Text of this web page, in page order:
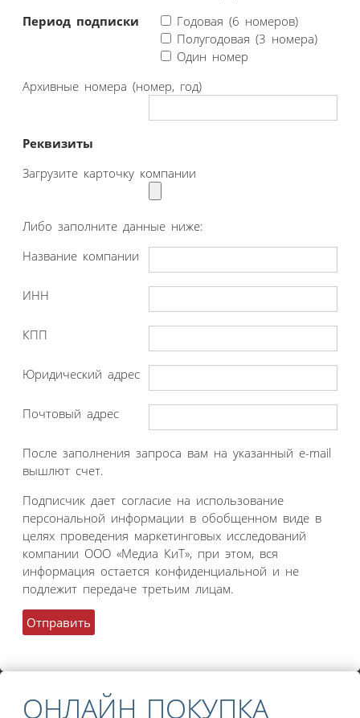
Период подписки
Годовая (6 номеров)
Полугодовая (3 номера)
Один номер
Архивные номера (номер, год)
Реквизиты
Загрузите карточку компании
Либо заполните данные ниже:
Название компании
ИНН
КПП
Юридический адрес
Почтовый адрес
После заполнения запроса вам на указанный e-mail
вышлют счет.
Подписчик дает согласие на использование
персональной информации в обобщенном виде в
целях проведения маркетинговых исследований
компании ООО «Медиа КиТ», при этом, вся
информация остается конфиденциальной и не
подлежит передаче третьим лицам.
ОНЛАЙН ПОКУПКА